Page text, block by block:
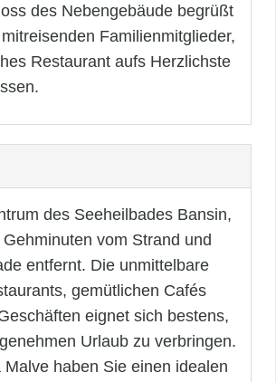
des Nebengebäude begrüßt
Familienmitglieder,
Restaurant aufs Herzlichste
des Seeheilbades Bansin,
vom Strand und
entfernt. Die unmittelbare
gemütlichen Cafés
eignet sich bestens,
Urlaub zu verbringen.
Malve haben Sie einen idealen